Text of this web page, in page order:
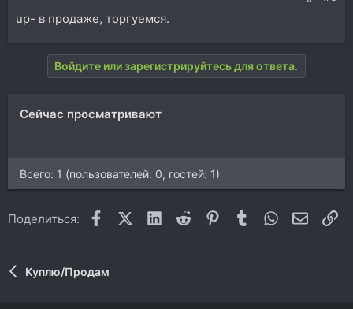
up- в продаже, торгуемся.
Войдите или зарегистрируйтесь для ответа.
Сейчас просматривают
Всего: 1 (пользователей: 0, гостей: 1)
Поделиться: FacebookX (Twitter)
LinkedIn
Reddit Pinterest
Tumblr WhatsApp
Куплю/Продам